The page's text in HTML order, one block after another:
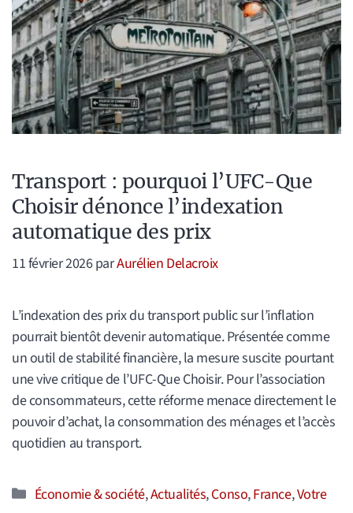
Transport : pourquoi l’UFC-Que
Choisir dénonce l’indexation
automatique des prix
11 février 2026parAurélien Delacroix
L’indexation des prix du transport public sur l’inflation
pourrait bientôt devenir automatique. Présentée comme
un outil de stabilité financière, la mesure suscite pourtant
une vive critique de l’UFC-Que Choisir. Pour l’association
de consommateurs, cette réforme menace directement le
pouvoir d’achat, la consommation des ménages et l’accès
quotidien au transport.
Catégories
Économie & société,Actualités,Conso,France,Votre